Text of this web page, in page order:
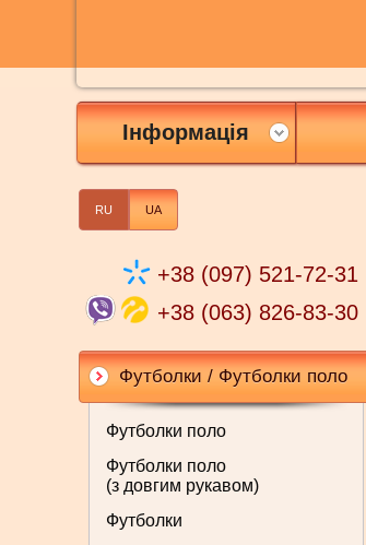
Інформація
RU UA
+38 (097) 521-72-31
+38 (063) 826-83-30
Футболки / Футболки поло
Футболки поло
Футболки поло
(з довгим рукавом)
Футболки